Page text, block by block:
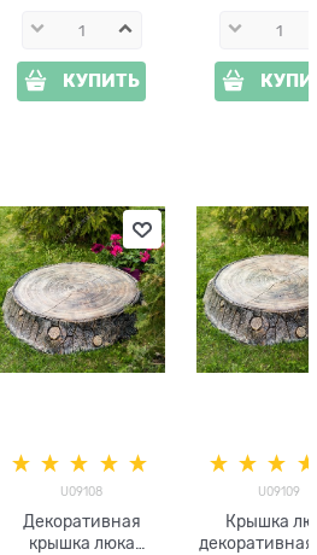
КУПИТЬ
U09108
Декоративная
крышка люка
U09109
Крышка